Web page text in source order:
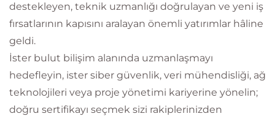
destekleyen, teknik uzmanlığı doğrulayan ve yeni iş
fırsatlarının kapısını aralayan önemli yatırımlar hâline
geldi.
İster bulut bilişim alanında uzmanlaşmayı
hedefleyin, ister siber güvenlik, veri mühendisliği, ağ
teknolojileri veya proje yönetimi kariyerine yönelin;
doğru sertifikayı seçmek sizi rakiplerinizden